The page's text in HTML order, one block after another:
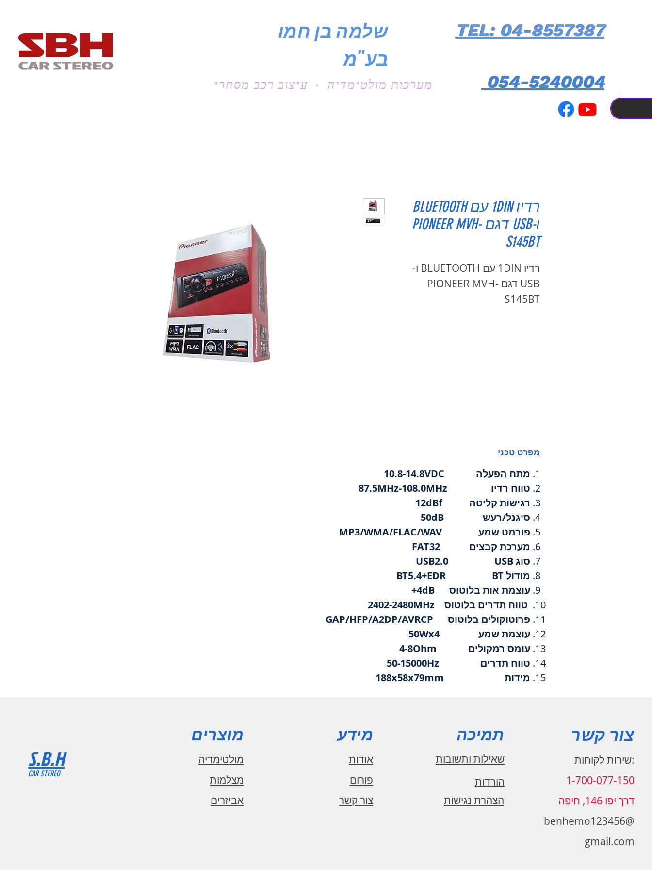
שלמה בן חמו
בע"מ
מערכות מולטימדיה · עיצוב רכב מסחרי
TEL: 04-8557387
054-5240004
רדיו 1DIN עם BLUETOOTH
ו-USB דגם PIONEER MVH-
S145BT
רדיו 1DIN עם BLUETOOTH ו-
USB דגם PIONEER MVH-
S145BT
מפרט טכני
מתח הפעלה 10.8-14.8VDC
טווח רדיו 87.5MHz-108.0MHz
רגישות קליטה 12dBf
סיגנל/רעש 50dB
פורמט שמע MP3/WMA/FLAC/WAV
מערכת קבצים FAT32
סוג USB2.0 USB
מודול BT5.4+EDR BT
עוצמת אות בלוטוס 4dB+
טווח תדרים בלוטוס 2402-2480MHz
פרוטוקולים בלוטוס GAP/HFP/A2DP/AVRCP
עוצמת שמע 50Wx4
עומס רמקולים 4-8Ohm
טווח תדרים 50-15000Hz
מידות 188x58x79mm
CAR STEREO
S.B.H
מוצרים
מולטימדיה
מצלמות
אביזרים
מידע
אודות
פורום
צור קשר
תמיכה
שאילות ותשובות
הורדות
הצהרת נגישות
צור קשר
:שירות לקוחות
1-700-077-150
דרך יפו 146, חיפה
benhemo123456@
gmail.com